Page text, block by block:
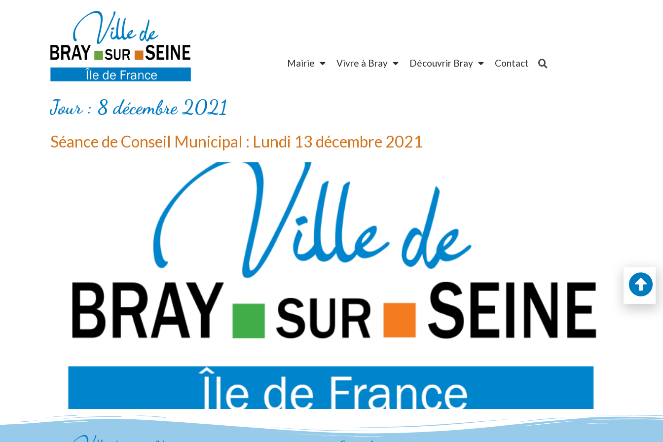
Mairie Vivre à Bray Découvrir Bray Contact
Jour : 8 décembre 2021
Séance de Conseil Municipal : Lundi 13 décembre 2021